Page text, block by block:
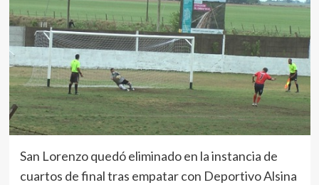
San Lorenzo quedó eliminado en la instancia de
cuartos de final tras empatar con Deportivo Alsina